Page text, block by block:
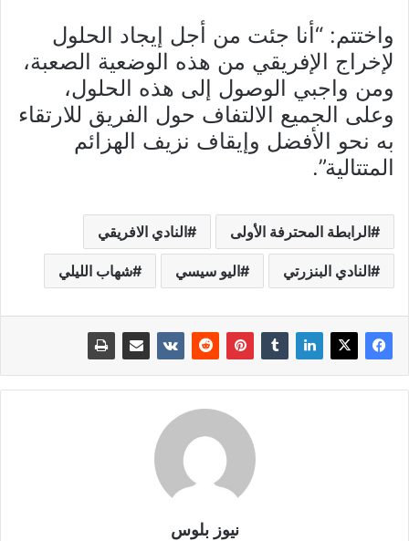
واختتم: “أنا جئت من أجل إيجاد الحلول
لإخراج الإفريقي من هذه الوضعية الصعبة،
ومن واجبي الوصول إلى هذه الحلول،
وعلى الجميع الالتفاف حول الفريق للارتقاء
به نحو الأفضل وإيقاف نزيف الهزائم
المتتالية”.
الرابطة المحترفة الأولى النادي الافريقي
النادي البنزرتي اليو سيسي شهاب الليلي
نيوز بلوس